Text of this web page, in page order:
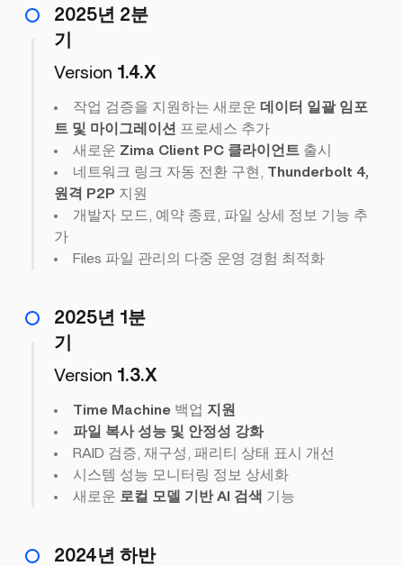
2025년 2분
기
Version 1.4.X
작업 검증을 지원하는 새로운 데이터 일괄 임포
트 및 마이그레이션 프로세스 추가
새로운 Zima Client PC 클라이언트 출시
네트워크 링크 자동 전환 구현, Thunderbolt 4,
원격 P2P 지원
개발자 모드, 예약 종료, 파일 상세 정보 기능 추
가
Files 파일 관리의 다중 운영 경험 최적화
2025년 1분
기
Version 1.3.X
Time Machine 백업 지원
파일 복사 성능 및 안정성 강화
RAID 검증, 재구성, 패리티 상태 표시 개선
시스템 성능 모니터링 정보 상세화
새로운 로컬 모델 기반 AI 검색 기능
2024년 하반